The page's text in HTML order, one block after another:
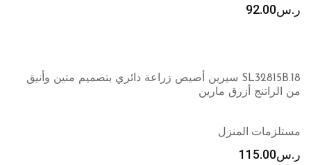
ر.س92.00
SL32815B.18 سيرين أصيص زراعة دائري بتصميم متين وأنيق
من الراتنج أزرق مارين
مستلزمات المنزل
ر.س115.00